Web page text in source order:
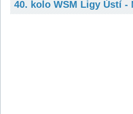
40. kolo WSM Ligy Ústí -